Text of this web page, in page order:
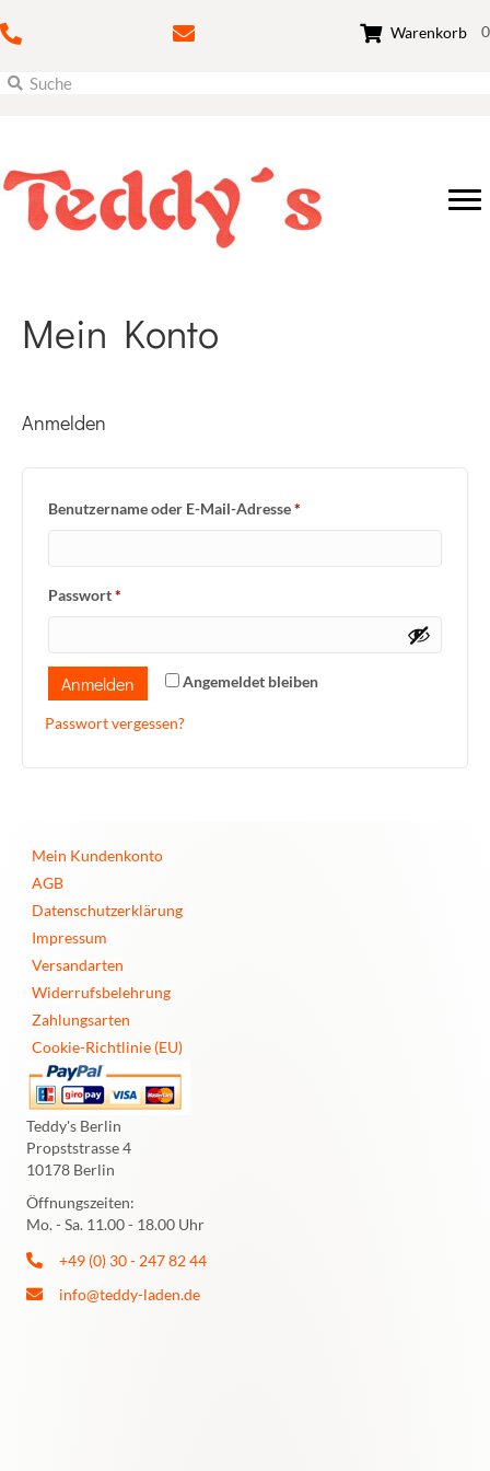
Warenkorb 0
Mein Konto
Anmelden
Benutzername oder E-Mail-Adresse*
Passwort*
Angemeldet bleiben
Anmelden
Passwort vergessen?
Mein Kundenkonto
AGB
Datenschutzerklärung
Impressum
Versandarten
Widerrufsbelehrung
Zahlungsarten
Cookie-Richtlinie (EU)
Teddy's Berlin
Propststrasse 4
10178 Berlin
Öffnungszeiten:
Mo. - Sa. 11.00 - 18.00 Uhr
+49 (0) 30 - 247 82 44
info@teddy-laden.de